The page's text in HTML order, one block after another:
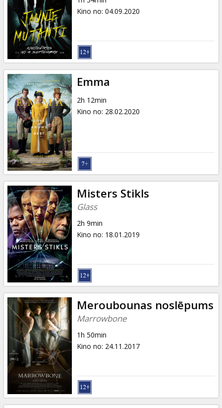
Kino no: 04.09.2020
Emma
2h 12min
Kino no: 28.02.2020
Misters Stikls
Glass
2h 9min
Kino no: 18.01.2019
Meroubounas noslēpums
Marrowbone
1h 50min
Kino no: 24.11.2017